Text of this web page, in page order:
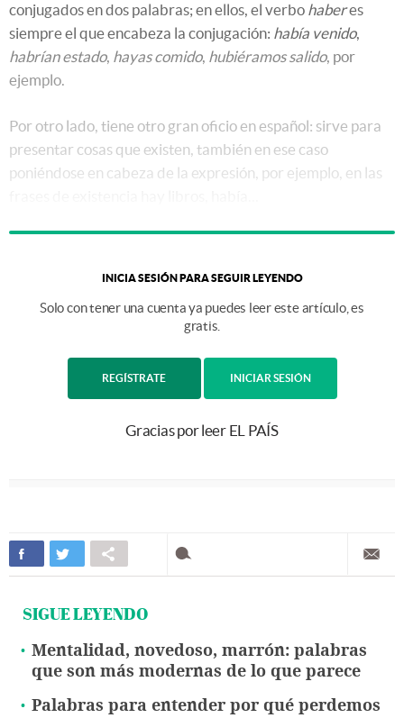
conjugados en dos palabras; en ellos, el verbo haberes
siempre el que encabeza la conjugación: había venido,
habrían estado, hayas comido, hubiéramos salido, por
ejemplo.
Por otro lado, tiene otro gran oficio en español: sirve para
presentar cosas que existen, también en ese caso
poniéndose en cabeza de la expresión, por ejemplo, en las
INICIA SESIÓN PARA SEGUIR LEYENDO
Solo con tener una cuenta ya puedes leer este artículo, es
gratis.
REGÍSTRATE INICIAR SESIÓN
Gracias por leer EL PAÍS
SIGUE LEYENDO
Mentalidad, novedoso, marrón: palabras
que son más modernas de lo que parece
Palabras para entender por qué perdemos